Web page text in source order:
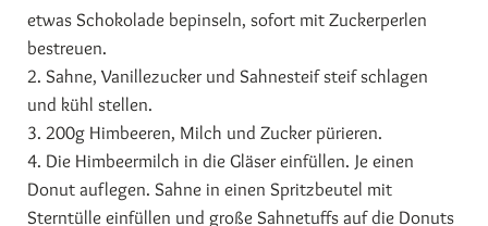
etwas Schokolade bepinseln, sofort mit Zuckerperlen
bestreuen.
2. Sahne, Vanillezucker und Sahnesteif steif schlagen
und kühl stellen.
3. 200g Himbeeren, Milch und Zucker pürieren.
4. Die Himbeermilch in die Gläser einfüllen. Je einen
Donut auflegen. Sahne in einen Spritzbeutel mit
Sterntülle einfüllen und große Sahnetuffs auf die Donuts